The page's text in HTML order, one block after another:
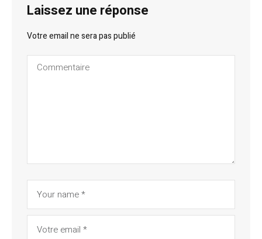
Laissez une réponse
Votre email ne sera pas publié